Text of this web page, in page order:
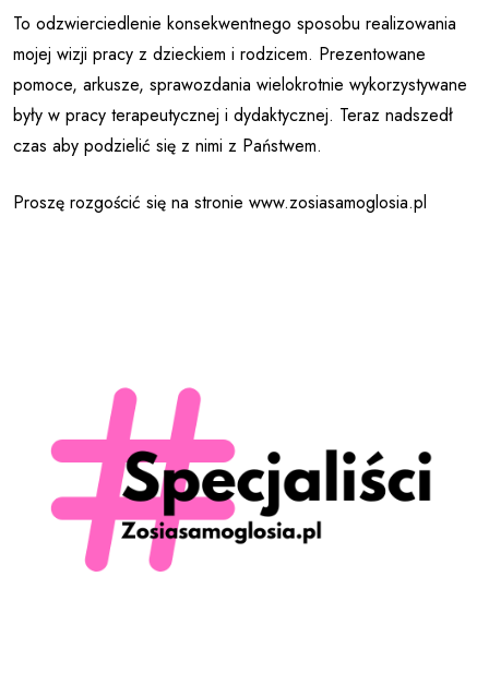
To odzwierciedlenie konsekwentnego sposobu realizowania
mojej wizji pracy z dzieckiem i rodzicem. Prezentowane
pomoce, arkusze, sprawozdania wielokrotnie wykorzystywane
były w pracy terapeutycznej i dydaktycznej. Teraz nadszedł
czas aby podzielić się z nimi z Państwem.
Proszę rozgościć się na stronie www.zosiasamoglosia.pl